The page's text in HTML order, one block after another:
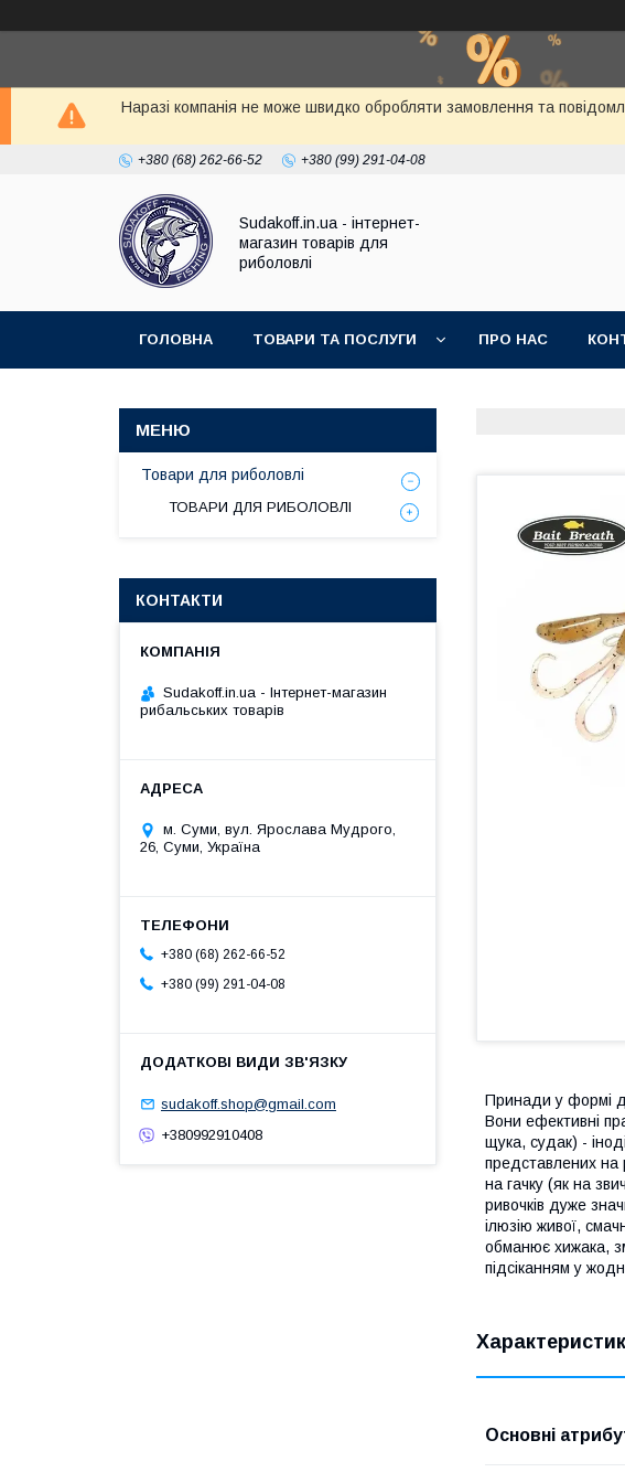
Наразі компанія не може швидко обробляти замовлення та
+380 (68) 262-66-52 +380 (99) 291-04-08
Sudakoff.in.ua - інтернет-
магазин товарів для
риболовлі
ГОЛОВНА ТОВАРИ ТА ПОСЛУГИ ПРО НАС
Принади у формі
Вони ефективні
щука, судак) -
представлених на
на гачку (як на
ривочків дуже
ілюзію живої,
обманює хижака,
підсіканням у
Основні
Товари для риболовлі
ТОВАРИ ДЛЯ РИБОЛОВЛІ
КОНТАКТИ
Sudakoff.in.ua - Інтернет-магазин
рибальських товарів
м. Суми, вул. Ярослава Мудрого,
26, Суми, Україна
+380 (68) 262-66-52
+380 (99) 291-04-08
sudakoff.shop@gmail.com
+380992910408